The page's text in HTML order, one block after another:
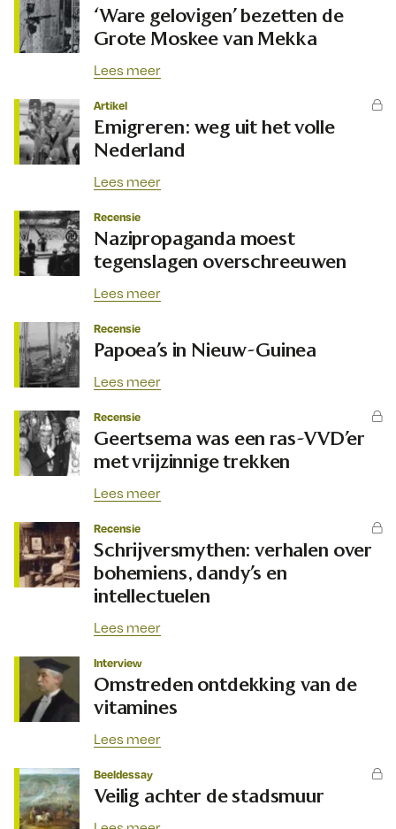
‘Ware gelovigen’ bezetten de
Grote Moskee van Mekka
Lees meer
Artikel
Emigreren: weg uit het volle
Nederland
Lees meer
Recensie
Nazipropaganda moest
tegenslagen overschreeuwen
Lees meer
Recensie
Papoea’s in Nieuw-Guinea
Lees meer
Recensie
Geertsema was een ras-VVD’er
met vrijzinnige trekken
Lees meer
Recensie
Schrijversmythen: verhalen over
bohemiens, dandy’s en
intellectuelen
Lees meer
Interview
Omstreden ontdekking van de
vitamines
Lees meer
Beeldessay
Veilig achter de stadsmuur